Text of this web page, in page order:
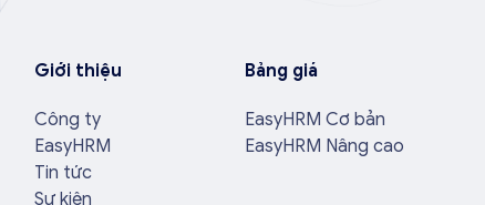
Giới thiệu
Công ty
EasyHRM
Tin tức
Sự kiện
Bảng giá
EasyHRM Cơ bản
EasyHRM Nâng cao